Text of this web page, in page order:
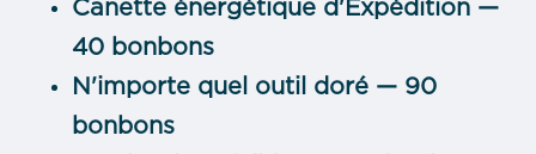
Canette énergétique d'Expédition —
40 bonbons
N'importe quel outil doré — 90
bonbons